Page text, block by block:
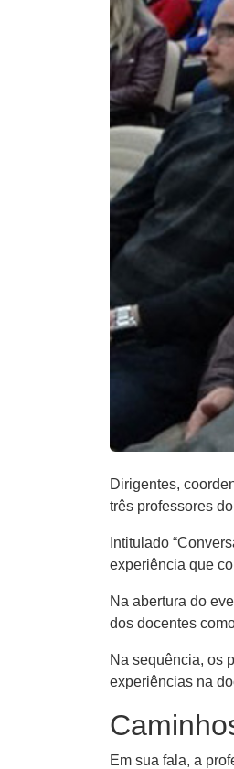
Dirigentes,
três professores do
Intitulado
experiência que
Na abertura do
dos docentes
Na sequência, os
experiências na
Em sua fala, a